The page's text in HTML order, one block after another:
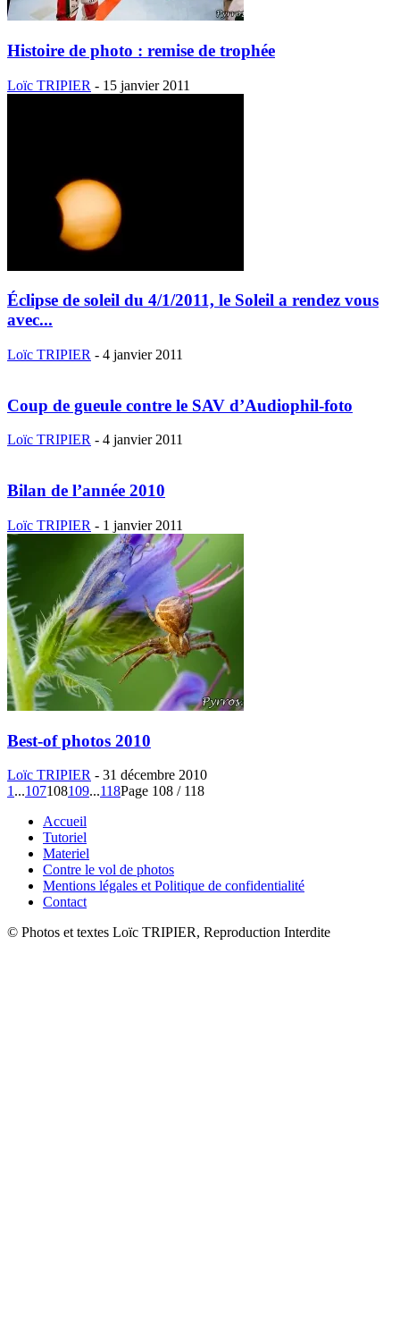
Histoire de photo : remise de trophée
Loïc TRIPIER - 15 janvier 2011
Éclipse de soleil du 4/1/2011, le Soleil a rendez vous
avec...
Loïc TRIPIER - 4 janvier 2011
Coup de gueule contre le SAV d’Audiophil-foto
Loïc TRIPIER - 4 janvier 2011
Bilan de l’année 2010
Loïc TRIPIER - 1 janvier 2011
Best-of photos 2010
Loïc TRIPIER - 31 décembre 2010
1 ...107108109...118Page 108 / 118
Accueil
Tutoriel
Materiel
Contre le vol de photos
Mentions légales et Politique de confidentialité
Contact
© Photos et textes Loïc TRIPIER, Reproduction Interdite